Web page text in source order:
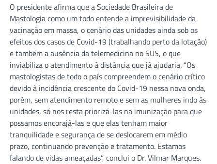
O presidente afirma que a Sociedade Brasileira de
Mastologia como um todo entende a imprevisibilidade da
vacinação em massa, o cenário das unidades ainda sob os
efeitos dos casos de Covid-19 (trabalhando perto da lotação)
e também a ausência da telemedicina no SUS, o que
inviabiliza o atendimento à distância que já ajudaria. “Os
mastologistas de todo o país compreendem o cenário crítico
devido à incidência crescente do Covid-19 nessa nova onda,
porém, sem atendimento remoto e sem as mulheres indo às
unidades, só nos resta priorizá-las na imunização para que
possamos encorajá-las e que elas tenham maior
tranquilidade e segurança de se deslocarem em médio
prazo, continuando prevenção e tratamento. Estamos
falando de vidas ameaçadas”, conclui o Dr. Vilmar Marques.